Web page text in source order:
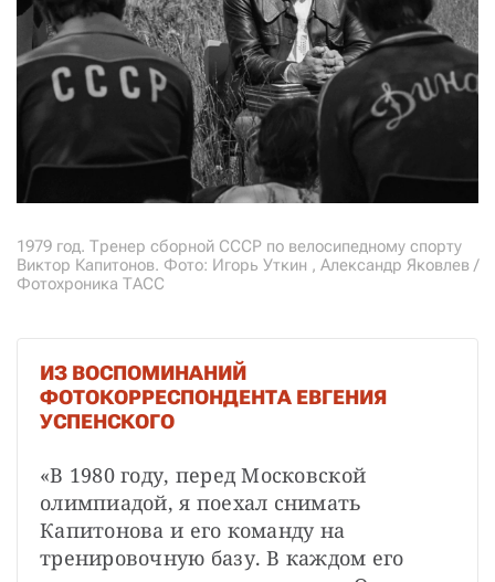
1979 год. Тренер сборной СССР по велосипедному спорту
Виктор Капитонов. Фото: Игорь Уткин , Александр Яковлев /
Фотохроника ТАСС
ИЗ ВОСПОМИНАНИЙ
ФОТОКОРРЕСПОНДЕНТА ЕВГЕНИЯ
УСПЕНСКОГО
«В 1980 году, перед Московской
олимпиадой, я поехал снимать
Капитонова и его команду на
тренировочную базу. В каждом его